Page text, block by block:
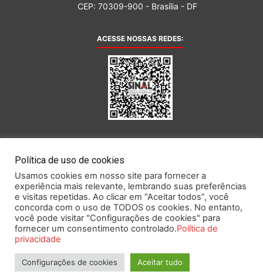
CEP: 70309-900 - Brasília - DF
ACESSE NOSSAS REDES:
Este portal obedece às prescrições da Lei Geral de Proteção de Dados.
2026 SINAL – Sindicato Nacional dos Funcionários do Banco Central.
Política de uso de cookies
Usamos cookies em nosso site para fornecer a
experiência mais relevante, lembrando suas preferências
e visitas repetidas. Ao clicar em “Aceitar todos”, você
concorda com o uso de TODOS os cookies. No entanto,
você pode visitar "Configurações de cookies" para
fornecer um consentimento controlado.Política de
privacidade
Configurações de cookies Aceitar tudo